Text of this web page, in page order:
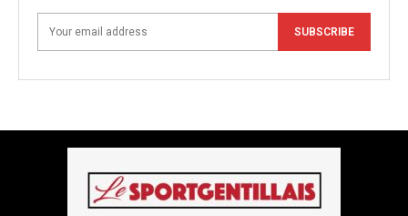
SUBSCRIBE